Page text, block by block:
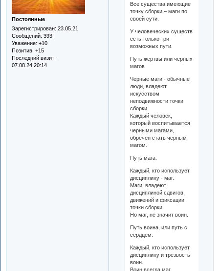
Постоянные
Зарегистрирован: 23.05.21
Сообщений: 393
Уважение: +10
Позитив: +15
Последний визит:
07.08.24 20:14
Все существа имеющие
точку сборки – маги по
своей сути.
У человеческих существ
есть только три
возможных пути.
Путь жертвы или черных
магов
Черные маги - обычные
люди, владеют
искусством
неподвижности точки
сборки.
Каждый человек,
который воспитывается
черными магами,
обречен стать черным
магом.
Путь мага.
Каждый, кто использует
дисциплину - маг.
Маги, владеют
дисциплиной сдвигов,
движений и фиксации
точки сборки.
Но маг, не значит воин.
Путь воина, или путь с
сердцем.
Каждый, кто использует
дисциплину и трезвость
воин.
Воин всегда маг.